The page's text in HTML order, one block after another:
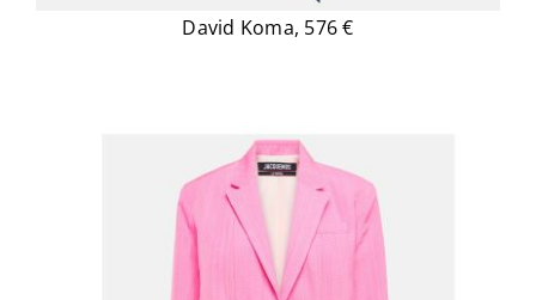
David Koma, 576 €